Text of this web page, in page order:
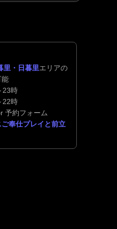
里・日暮里エリアの
能
23時
22時
予約フォーム
ご奉仕プレイと前立